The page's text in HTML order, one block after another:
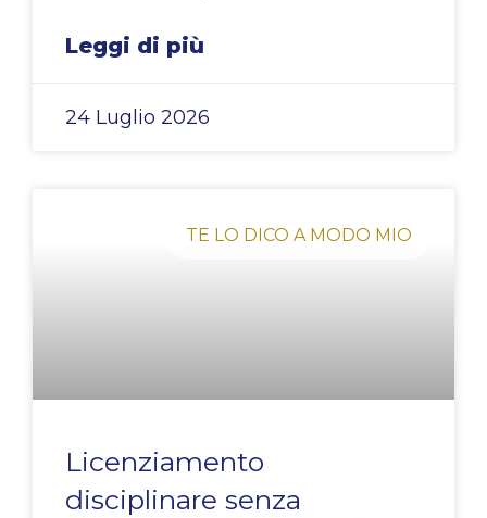
Leggi di più
24 Luglio 2026
TE LO DICO A MODO MIO
Licenziamento
disciplinare senza